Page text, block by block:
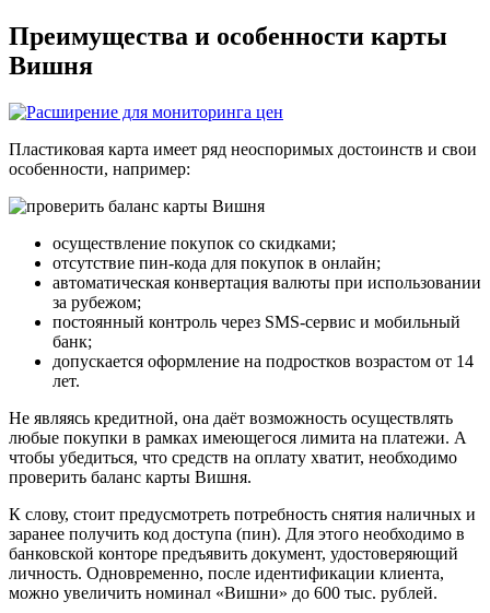
Преимущества и особенности карты
Вишня
Пластиковая карта имеет ряд неоспоримых достоинств и свои
особенности, например:
осуществление покупок со скидками;
отсутствие пин-кода для покупок в онлайн;
автоматическая конвертация валюты при использовании
за рубежом;
постоянный контроль через SMS-сервис и мобильный
банк;
допускается оформление на подростков возрастом от 14
лет.
Не являясь кредитной, она даёт возможность осуществлять
любые покупки в рамках имеющегося лимита на платежи. А
чтобы убедиться, что средств на оплату хватит, необходимо
проверить баланс карты Вишня.
К слову, стоит предусмотреть потребность снятия наличных и
заранее получить код доступа (пин). Для этого необходимо в
банковской конторе предъявить документ, удостоверяющий
личность. Одновременно, после идентификации клиента,
можно увеличить номинал «Вишни» до 600 тыс. рублей.